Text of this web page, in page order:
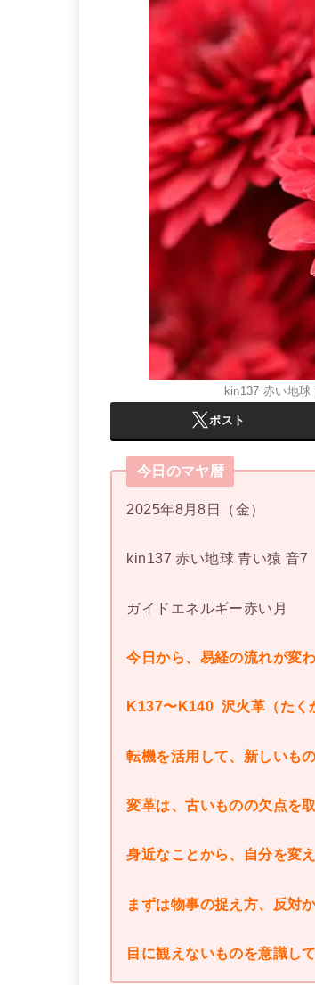
kin137 赤い地球
ポスト
今日のマヤ暦
2025年8月8日（金）
kin137 赤い地球 青い猿 音7
ガイドエネルギー赤い月
今日から、易経の流れが変
K137〜K140 沢火革（たく
転機を活用して、新しいも
変革は、古いものの欠点を
身近なことから、自分を変
まずは物事の捉え方、反対
目に観えないものを意識し